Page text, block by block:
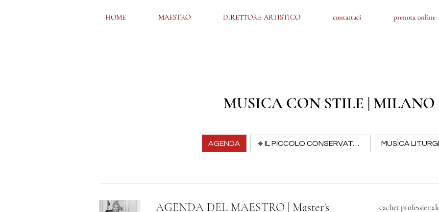
HOME MAESTRO DIRETTORE ARTISTICO contattaci prenota online
HOME MAESTRO DIRETTORE ARTISTICO contattaci prenota online
MUSICA CON STILE | MILANO
AGENDA MUSICA
AGENDA DEL MAESTRO | Master's
professionale
cachet